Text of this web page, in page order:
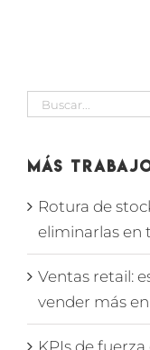
Buscar:
Más
Rotura de
eliminarlas en
Ventas retail:
vender más
KPIs de